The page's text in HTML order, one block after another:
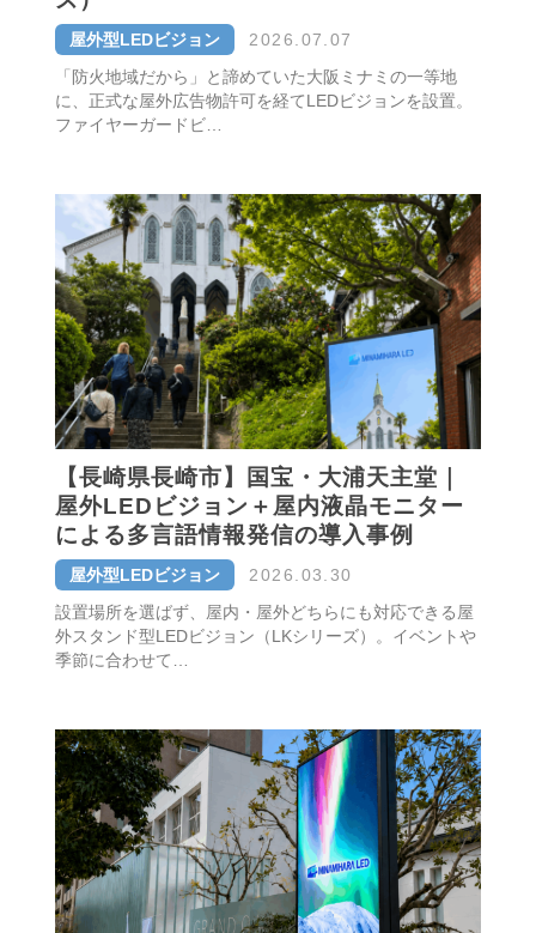
屋外型LEDビジョン
2026.07.07
「防火地域だから」と諦めていた大阪ミナミの一等地
に、正式な屋外広告物許可を経てLEDビジョンを設置。
ファイヤーガードビ…
【長崎県長崎市】国宝・大浦天主堂｜
屋外LEDビジョン＋屋内液晶モニター
による多言語情報発信の導入事例
屋外型LEDビジョン
2026.03.30
設置場所を選ばず、屋内・屋外どちらにも対応できる屋
外スタンド型LEDビジョン（LKシリーズ）。イベントや
季節に合わせて…